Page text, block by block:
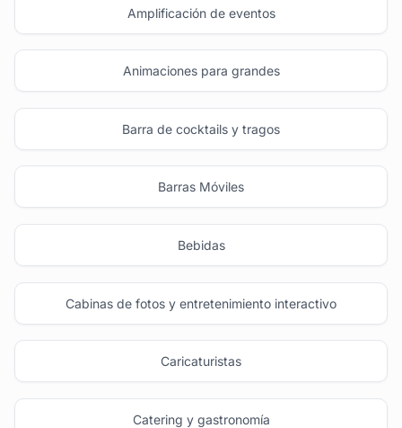
Amplificación de eventos
Animaciones para grandes
Barra de cocktails y tragos
Barras Móviles
Bebidas
Cabinas de fotos y entretenimiento interactivo
Caricaturistas
Catering y gastronomía